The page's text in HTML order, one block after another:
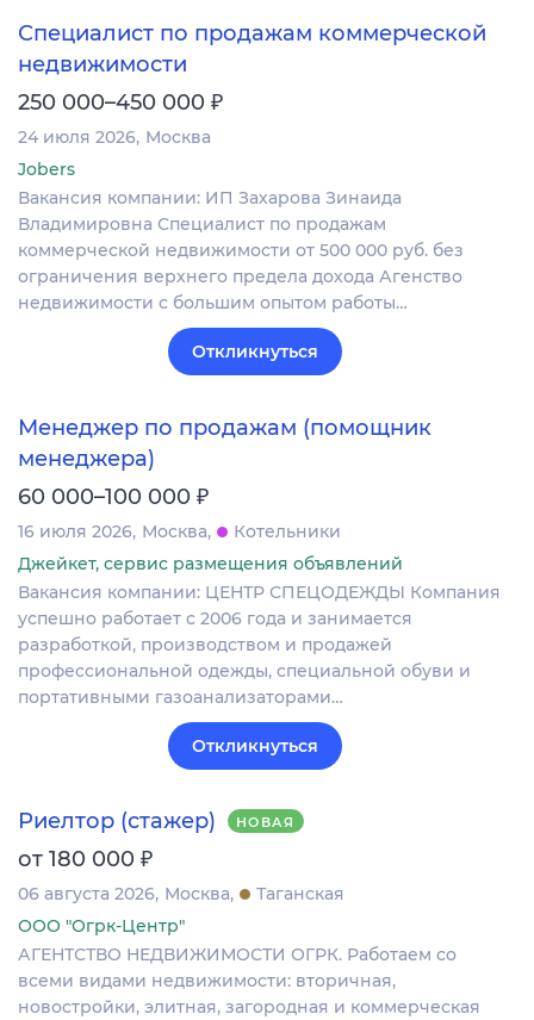
Специалист по продажам коммерческой
недвижимости
250 000–450 000 ₽
24 июля 2026 Москва
Jobers
Вакансия компании: ИП Захарова Зинаида
Владимировна Специалист по продажам
коммерческой недвижимости от 500 000 руб. без
ограничения верхнего предела дохода Агенство
недвижимости с большим опытом работы…
Откликнуться
Менеджер по продажам (помощник
менеджера)
60 000–100 000 ₽
16 июля 2026 Москва
Котельники
Джейкет, сервис размещения объявлений
Вакансия компании: ЦЕНТР СПЕЦОДЕЖДЫ Компания
успешно работает с 2006 года и занимается
разработкой, производством и продажей
профессиональной одежды, специальной обуви и
портативными газоанализаторами…
Откликнуться
Риелтор (стажер) НОВАЯ
от 180 000 ₽
06 августа 2026 Москва
Таганская
ООО "Огрк-Центр"
АГЕНТСТВО НЕДВИЖИМОСТИ ОГРК. Работаем со
всеми видами недвижимости: вторичная,
новостройки, элитная, загородная и коммерческая